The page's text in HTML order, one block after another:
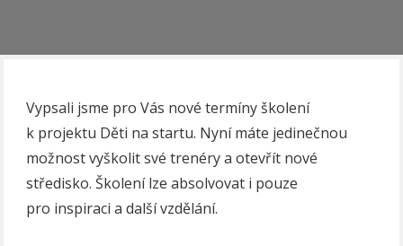
Vypsali jsme pro Vás nové termíny školení
k projektu Děti na startu. Nyní máte jedinečnou
možnost vyškolit své trenéry a otevřít nové
středisko. Školení lze absolvovat i pouze
pro inspiraci a další vzdělání.